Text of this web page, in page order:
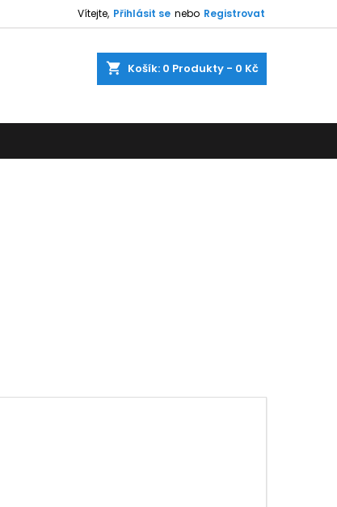
Vítejte, Přihlásit se nebo Registrovat
shopping_cart Košík: 0 Produkty - 0 Kč